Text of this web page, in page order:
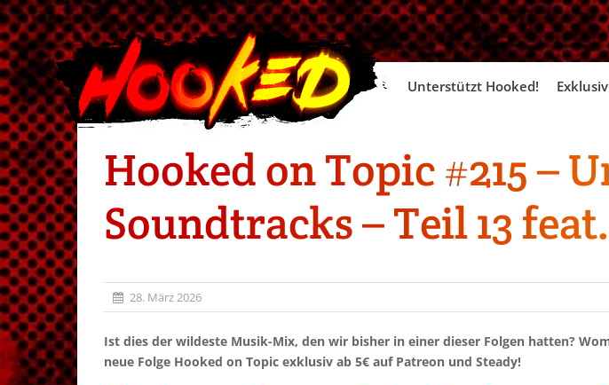
Skip
Unterstützt Hooked!
Hooked on Topic #215 –
Soundtracks – Teil 13
28. März 2026
Ist dies der wildeste Musik-Mix, den wir bisher in einer dieser Folgen hatten?
neue Folge Hooked on Topic exklusiv ab 5€ auf Patreon und Steady!